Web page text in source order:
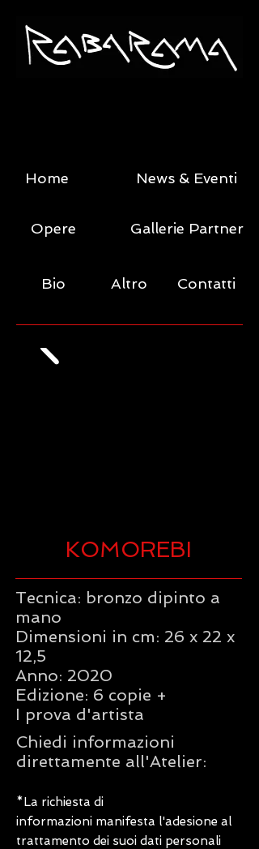
Home
Opere
Bio
News & Eventi
Gallerie Partner
Altro Contatti
KOMOREBI
Tecnica: bronzo dipinto a
mano
Dimensioni in cm: 26 x 22 x
12,5
Anno: 2020
Edizione: 6 copie +
I prova d'artista
Chiedi informazioni
direttamente all'Atelier:
*La richiesta di
informazioni manifesta l'adesione al
trattamento dei suoi dati personali